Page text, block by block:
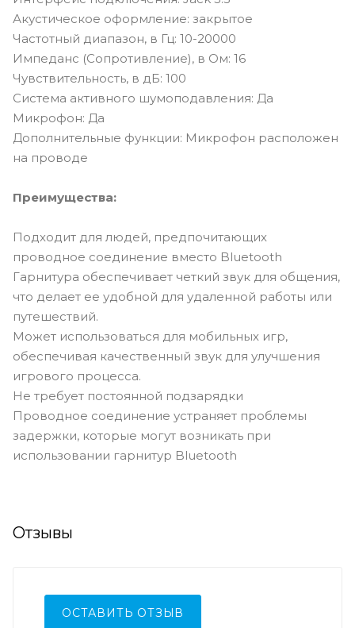
Акустическое оформление: закрытое
Частотный диапазон, в Гц: 10-20000
Импеданс (Сопротивление), в Ом: 16
Чувствительность, в дБ: 100
Система активного шумоподавления: Да
Микрофон: Да
Дополнительные функции: Микрофон расположен
на проводе
Преимущества:
Подходит для людей, предпочитающих
проводное соединение вместо Bluetooth
Гарнитура обеспечивает четкий звук для общения,
что делает ее удобной для удаленной работы или
путешествий.
Может использоваться для мобильных игр,
обеспечивая качественный звук для улучшения
игрового процесса.
Не требует постоянной подзарядки
Проводное соединение устраняет проблемы
задержки, которые могут возникать при
использовании гарнитур Bluetooth
Отзывы
ОСТАВИТЬ ОТЗЫВ